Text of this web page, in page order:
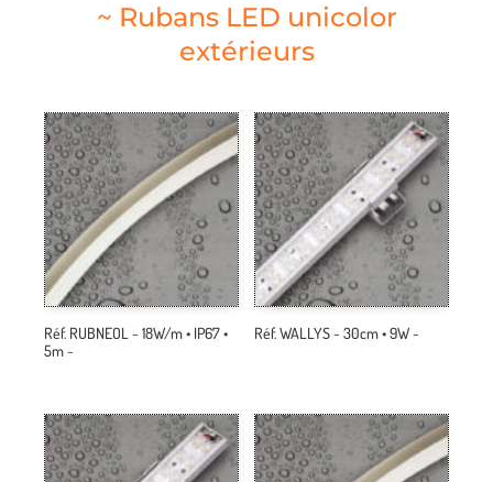
~ Rubans LED unicolor
extérieurs
Réf. RUBNEOL ~ 18W/m • IP67 •
5m ~
Réf. WALLYS ~ 30cm • 9W ~